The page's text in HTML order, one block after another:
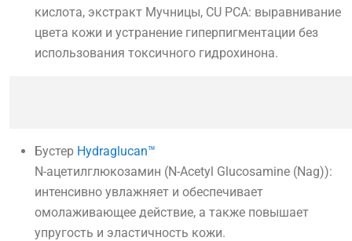
кислота, экстракт Мучницы, CU PCA: выравнивание
цвета кожи и устранение гиперпигментации без
использования токсичного гидрохинона.
Бустер Hydraglucan™
N-ацетилглюкозамин (N-Acetyl Glucosamine (Nag)):
интенсивно увлажняет и обеспечивает
омолаживающее действие, а также повышает
упругость и эластичность кожи.